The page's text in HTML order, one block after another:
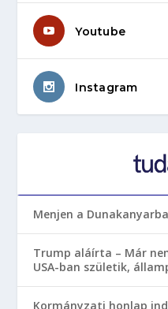
Youtube
Instagram
Menjen a
Trump aláírta – Már
USA-ban születik,
Kormányzati honlap